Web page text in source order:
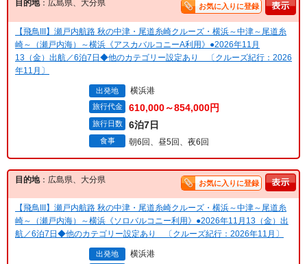
目的地：広島県、大分県 お気に入りに登録
【飛鳥III】瀬戸内航路 秋の中津・尾道糸崎クルーズ・横浜～中津～尾道糸
崎～（瀬戸内海）～横浜《アスカバルコニーA利用》●2026年11月
13（金）出航／6泊7日◆他のカテゴリー設定あり 〔クルーズ紀行：2026
年11月〕
出発地 横浜港
旅行代金 610,000～854,000円
旅行日数 6泊7日
食事 朝6回、昼5回、夜6回
目的地：広島県、大分県 お気に入りに登録
【飛鳥III】瀬戸内航路 秋の中津・尾道糸崎クルーズ・横浜～中津～尾道糸
崎～（瀬戸内海）～横浜《ソロバルコニー利用》●2026年11月13（金）出
航／6泊7日◆他のカテゴリー設定あり 〔クルーズ紀行：2026年11月〕
出発地 横浜港